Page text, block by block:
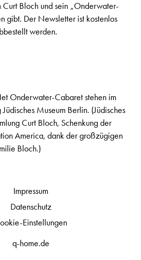
Bloch und sein „Onderwater-
gibt. Der Newsletter ist kostenlos
werden.
Onderwater-Cabaret stehen im
Museum Berlin. (Jüdisches
Curt Bloch, Schenkung der
America, dank der großzügigen
Bloch.)
q-home.de
Impressum
Datenschutz
Einstellungen